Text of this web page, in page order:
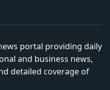
portal providing daily
and business news,
detailed coverage of